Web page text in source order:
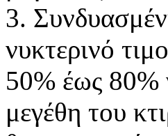
3.
νυκτερινό
50% έως 80%
μεγέθη του